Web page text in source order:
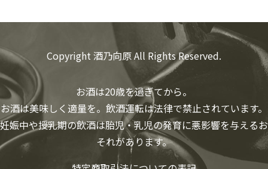
Copyright 酒乃向原 All Rights Reserved.
お酒は20歳を過ぎてから。
お酒は美味しく適量を。飲酒運転は法律で禁止されています。
妊娠中や授乳期の飲酒は胎児・乳児の発育に悪影響を与えるお
それがあります。